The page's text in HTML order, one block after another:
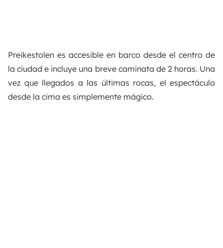
Preikestolen es accesible en barco desde el centro de
la ciudad e incluye una breve caminata de 2 horas. Una
vez que llegados a las últimas rocas, el espectáculo
desde la cima es simplemente mágico.